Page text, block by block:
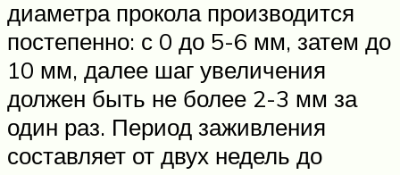
диаметра прокола производится
постепенно: с 0 до 5-6 мм, затем до
10 мм, далее шаг увеличения
должен быть не более 2-3 мм за
один раз. Период заживления
составляет от двух недель до